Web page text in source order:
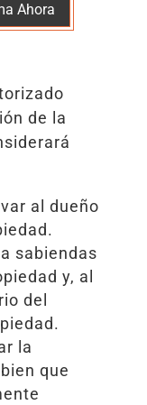
Ahora
de la
al dueño
sabiendas
y, al
del
la
que